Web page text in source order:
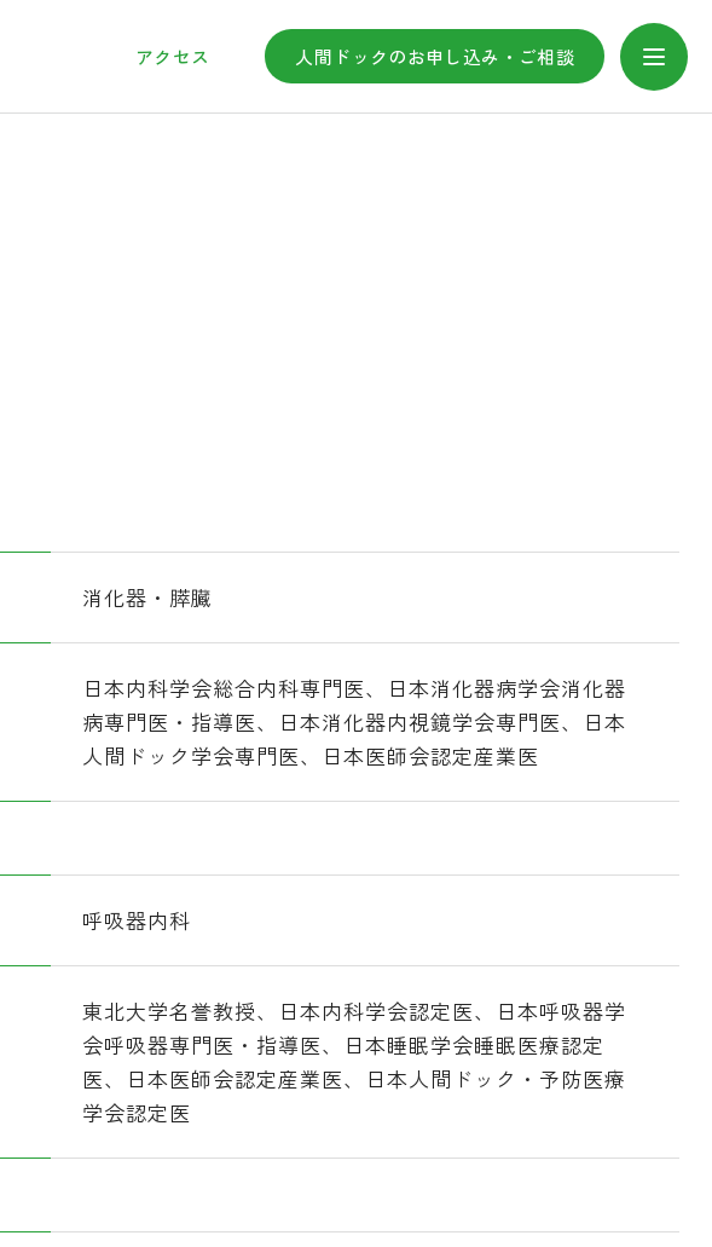
アクセス 人間ドックのお申し込み・ご相談
消化器・膵臓
日本内科学会総合内科専門医、日本消化器病学会消化器
病専門医・指導医、日本消化器内視鏡学会専門医、日本
人間ドック学会専門医、日本医師会認定産業医
呼吸器内科
東北大学名誉教授、日本内科学会認定医、日本呼吸器学
会呼吸器専門医・指導医、日本睡眠学会睡眠医療認定
医、日本医師会認定産業医、日本人間ドック・予防医療
学会認定医